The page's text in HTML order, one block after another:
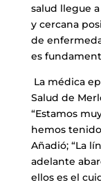
salud llegue
y cercana
de
es
La médica
Salud de
“Estamos
hemos
Añadió; “La
adelante
ellos es el